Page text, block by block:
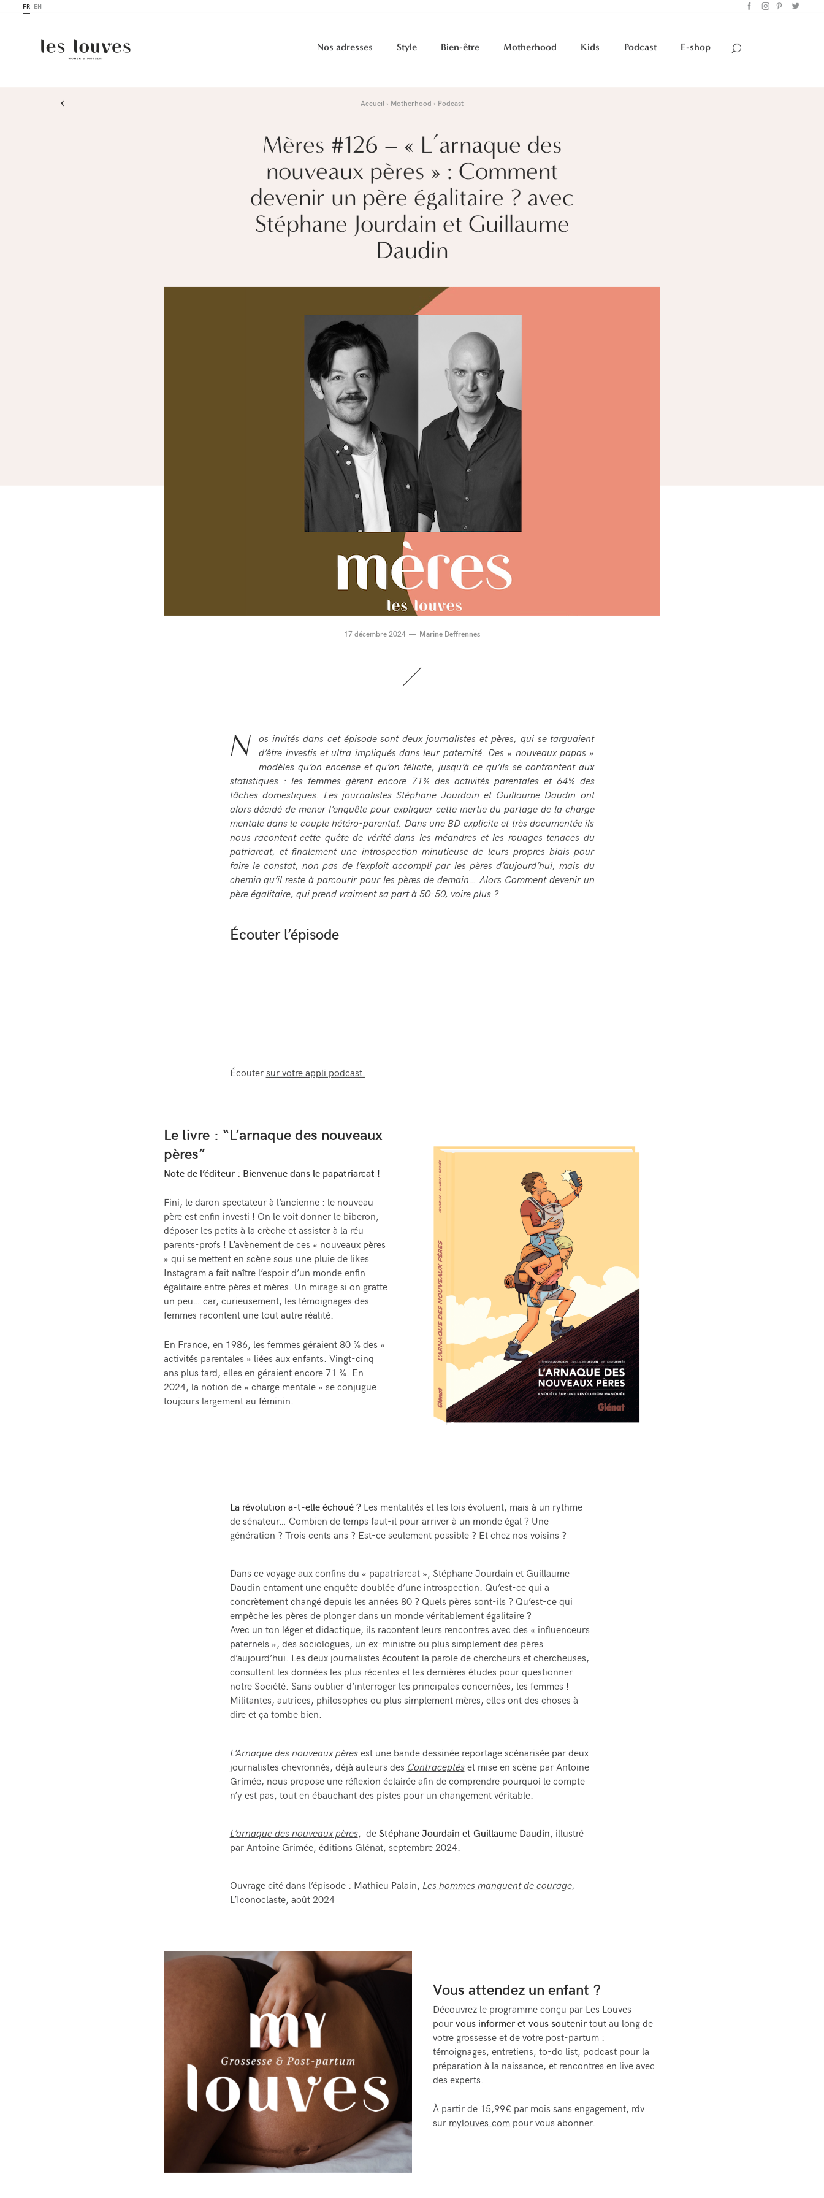
FR EN
Nos adresses Style Bien-être Motherhood Kids Podcast E-shop
› Accueil Motherhood Podcast
Mères #126 – « L’arnaque des
nouveaux pères » : Comment
devenir un père égalitaire ? avec
Stéphane Jourdain et Guillaume
Daudin
17 décembre 2024 Marine Deffrennes
N
os invités dans cet épisode sont deux journalistes et pères, qui se targuaient
d’être investis et ultra impliqués dans leur paternité. Des « nouveaux papas »
modèles qu’on encense et qu’on félicite, jusqu’à ce qu’ils se confrontent aux
statistiques : les femmes gèrent encore 71% des activités parentales et 64% des
tâches domestiques. Les journalistes Stéphane Jourdain et Guillaume Daudin ont
alors décidé de mener l’enquête pour expliquer cette inertie du partage de la charge
mentale dans le couple hétéro-parental. Dans une BD explicite et très documentée ils
nous racontent cette quête de vérité dans les méandres et les rouages tenaces du
patriarcat, et finalement une introspection minutieuse de leurs propres biais pour
faire le constat, non pas de l’exploit accompli par les pères d’aujourd’hui, mais du
chemin qu’il reste à parcourir pour les pères de demain… Alors Comment devenir un
père égalitaire, qui prend vraiment sa part à 50-50, voire plus ?
Écouter l’épisode
Écoutersur votre appli podcast.
Le livre : “L’arnaque des nouveaux
pères”
Note de l’éditeur : Bienvenue dans le papatriarcat !
Fini, le daron spectateur à l’ancienne : le nouveau
père est enfin investi ! On le voit donner le biberon,
déposer les petits à la crèche et assister à la réu
parents-profs ! L’avènement de ces « nouveaux pères
» qui se mettent en scène sous une pluie de likes
Instagram a fait naître l’espoir d’un monde enfin
égalitaire entre pères et mères. Un mirage si on gratte
un peu… car, curieusement, les témoignages des
femmes racontent une tout autre réalité.
En France, en 1986, les femmes géraient 80 % des «
activités parentales » liées aux enfants. Vingt-cinq
ans plus tard, elles en géraient encore 71 %. En
2024, la notion de « charge mentale » se conjugue
toujours largement au féminin.
La révolution a-t-elle échoué ?Les mentalités et les lois évoluent, mais à un rythme
de sénateur… Combien de temps faut-il pour arriver à un monde égal ? Une
génération ? Trois cents ans ? Est-ce seulement possible ? Et chez nos voisins ?
Dans ce voyage aux confins du « papatriarcat », Stéphane Jourdain et Guillaume
Daudin entament une enquête doublée d’une introspection. Qu’est-ce qui a
concrètement changé depuis les années 80 ? Quels pères sont-ils ? Qu’est-ce qui
empêche les pères de plonger dans un monde véritablement égalitaire ?
Avec un ton léger et didactique, ils racontent leurs rencontres avec des « influenceurs
paternels », des sociologues, un ex-ministre ou plus simplement des pères
d’aujourd’hui. Les deux journalistes écoutent la parole de chercheurs et chercheuses,
consultent les données les plus récentes et les dernières études pour questionner
notre Société. Sans oublier d’interroger les principales concernées, les femmes !
Militantes, autrices, philosophes ou plus simplement mères, elles ont des choses à
dire et ça tombe bien.
L’Arnaque des nouveaux pèresest une bande dessinée reportage scénarisée par deux
journalistes chevronnés, déjà auteurs des Contraceptéset mise en scène par Antoine
Grimée, nous propose une réflexion éclairée afin de comprendre pourquoi le compte
n’y est pas, tout en ébauchant des pistes pour un changement véritable.
L’arnaque des nouveaux pères, deStéphane Jourdain et Guillaume Daudin, illustré
par Antoine Grimée, éditions Glénat, septembre 2024.
Ouvrage cité dans l’épisode : Mathieu Palain,Les hommes manquent de courage,
L’Iconoclaste, août 2024
Vous attendez un enfant ?
Découvrez le programme conçu par Les Louves
pourvous informer et vous soutenirtout au long de
votre grossesse et de votre post-partum :
témoignages, entretiens, to-do list, podcast pour la
préparation à la naissance, et rencontres en live avec
des experts.
À partir de 15,99€ par mois sans engagement, rdv
surmylouves.compour vous abonner.